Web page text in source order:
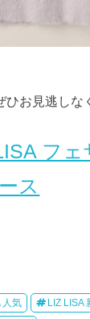
ひお見逃し
フ
ス
人気 LIZ LISA